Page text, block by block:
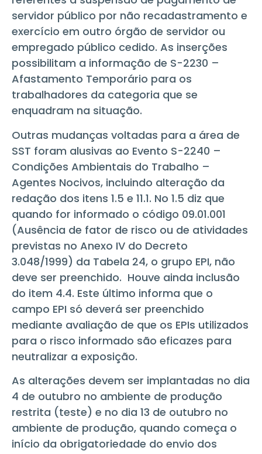
servidor público por não recadastramento e
exercício em outro órgão de servidor ou
empregado público cedido. As inserções
possibilitam a informação de S-2230 –
Afastamento Temporário para os
trabalhadores da categoria que se
enquadram na situação.
Outras mudanças voltadas para a área de
SST foram alusivas ao Evento S-2240 –
Condições Ambientais do Trabalho –
Agentes Nocivos, incluindo alteração da
redação dos itens 1.5 e 11.1. No 1.5 diz que
quando for informado o código 09.01.001
(Ausência de fator de risco ou de atividades
previstas no Anexo IV do Decreto
3.048/1999) da Tabela 24, o grupo EPI, não
deve ser preenchido. Houve ainda inclusão
do item 4.4. Este último informa que o
campo EPI só deverá ser preenchido
mediante avaliação de que os EPIs utilizados
para o risco informado são eficazes para
neutralizar a exposição.
As alterações devem ser implantadas no dia
4 de outubro no ambiente de produção
restrita (teste) e no dia 13 de outubro no
ambiente de produção, quando começa o
início da obrigatoriedade do envio dos